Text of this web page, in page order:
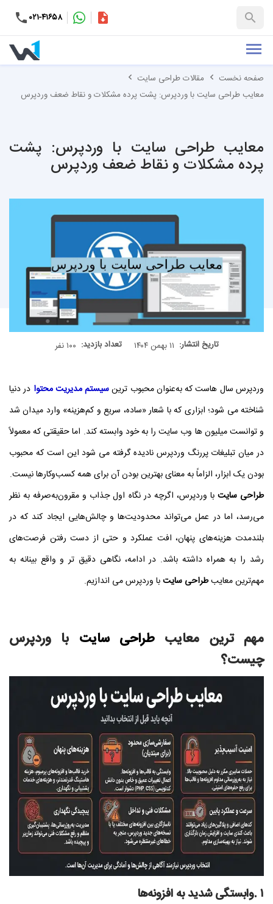
۰۲۱-۴۱۶۵۸
+۹۸-کاتالوگ
صفحه نخست
مقالات طراحی سایت
معایب طراحی سایت با وردپرس: پشت پرده مشکلات و نقاط ضعف وردپرس
معایب طراحی سایت با وردپرس: پشت
پرده مشکلات و نقاط ضعف وردپرس
تاریخ انتشار: ۱۱ بهمن ۱۴۰۴ تعداد بازدید: ۱۰۰ نفر
وردپرس سال‌ هاست که به‌عنوان محبوب‌ ترینسیستم مدیریت محتوا در دنیا
شناخته می‌ شود؛ ابزاری که با شعار «ساده، سریع و کم‌هزینه» وارد میدان شد
و توانست میلیون‌ ها وب‌ سایت را به خود وابسته کند. اما حقیقتی که معمولاً
در میان تبلیغات پررنگ وردپرس نادیده گرفته می‌ شود این است که محبوب
بودن یک ابزار، الزاماً به معنای بهترین بودن آن برای همه کسب‌وکارها نیست.
طراحی سایت با وردپرس، اگرچه در نگاه اول جذاب و مقرون‌به‌صرفه به نظر
می‌رسد، اما در عمل می‌تواند محدودیت‌ها و چالش‌هایی ایجاد کند که در
بلندمدت هزینه‌های پنهان، افت عملکرد و حتی از دست رفتن فرصت‌های
رشد را به همراه داشته باشد. در ادامه، نگاهی دقیق‌ تر و واقع‌ بینانه به
مهم‌ترین معایبطراحی سایتبا وردپرس می‌ اندازیم.
مهم ترین معایب طراحی سایت با وردپرس
چیست؟
۱ .وابستگی شدید به افزونه‌ها